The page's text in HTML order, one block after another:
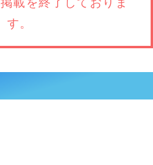
す。